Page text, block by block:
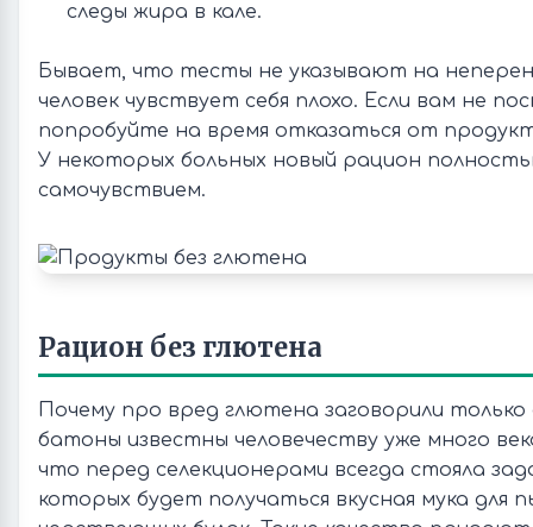
следы жира в кале.
Бывает, что тесты не указывают на
человек чувствует себя плохо. Если вам не
попробуйте на время отказаться от
У некоторых больных новый рацион
самочувствием.
Рацион без глютена
Почему про вред глютена заговорили только
батоны известны человечеству уже много
что перед селекционерами всегда стояла
которых будет получаться вкусная мука для